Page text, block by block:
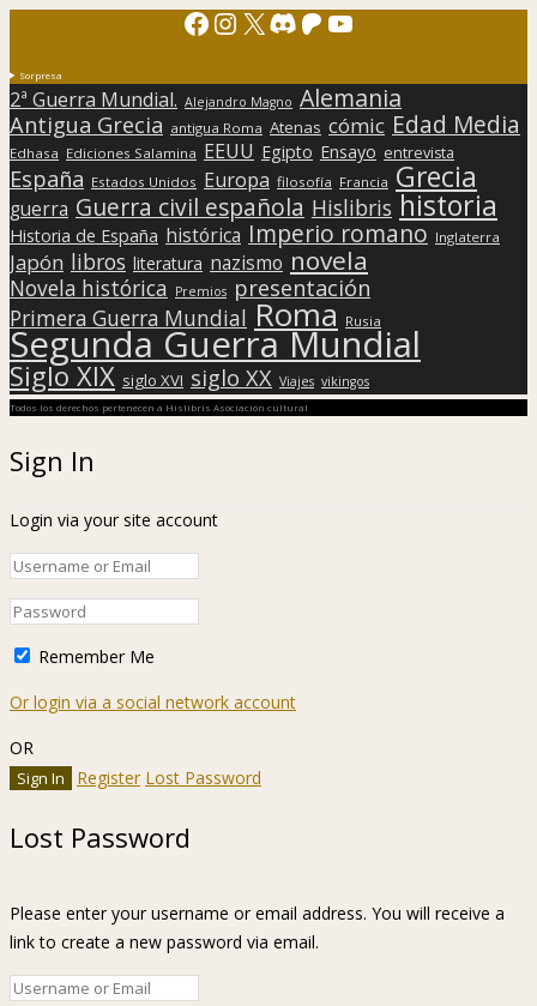
Facebook
Instagram
X Discord
Patreon
YouTube
Sorpresa
2ª Guerra Mundial. Alejandro Magno Alemania
Antigua Grecia antigua Roma Atenas cómic Edad Media
Edhasa Ediciones Salamina EEUU Egipto Ensayo entrevista
España Estados Unidos Europa filosofía Francia Grecia
guerra Guerra civil española Hislibris historia
Historia de España histórica Imperio romano Inglaterra
Japón libros literatura nazismo novela
Novela histórica Premios presentación
Primera Guerra Mundial Roma Rusia
Segunda Guerra Mundial
Siglo XIX siglo XVI siglo XX Viajes vikingos
Todos los derechos pertenecen a Hislibris Asociación cultural
Sign In
Login via your site account
Remember Me
Or login via a social network account
OR
Register Lost Password
Lost Password
Please enter your username or email address. You will receive a
link to create a new password via email.